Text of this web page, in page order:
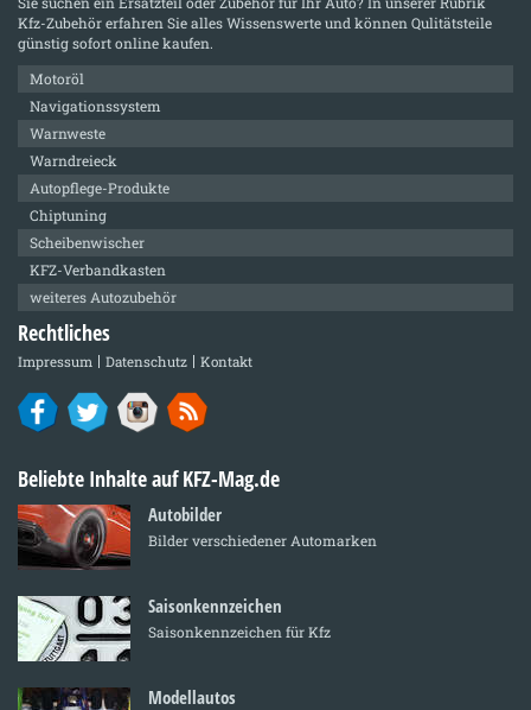
Kfz-Zubehörerfahren Sie alles Wissenswerte und können Qulitätsteile
günstig sofort online kaufen.
Motoröl
Navigationssystem
Warnweste
Warndreieck
Autopflege-Produkte
Chiptuning
Scheibenwischer
KFZ-Verbandkasten
weiteres Autozubehör
Rechtliches
Impressum Datenschutz Kontakt
Beliebte Inhalte auf KFZ-Mag.de
Autobilder
Bilder verschiedener Automarken
Saisonkennzeichen
Saisonkennzeichen für Kfz
Modellautos